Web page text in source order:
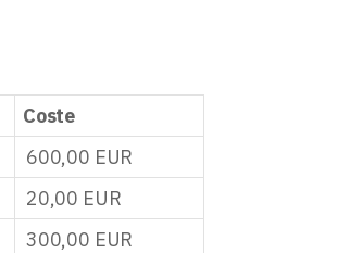
Coste
600,00 EUR
20,00 EUR
300,00 EUR